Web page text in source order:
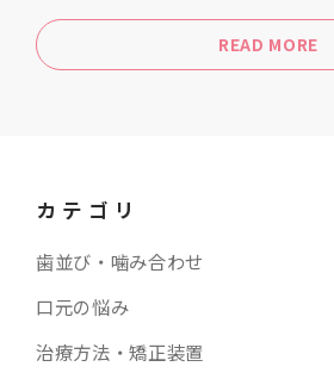
READ MORE
カテゴリ
歯並び・噛み合わせ
口元の悩み
治療方法・矯正装置